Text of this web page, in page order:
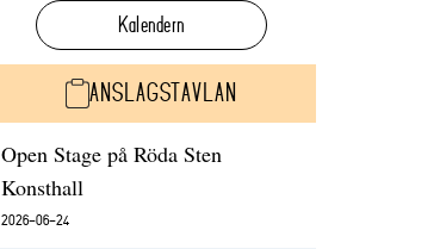
Kalendern
ANSLAGSTAVLAN
Open Stage på Röda Sten
Konsthall
2026-06-24